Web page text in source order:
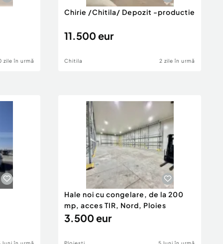
zile în urmă
Chirie /Chitila/ Depozit -productie
11.500 eur
Chitila 2 zile în urmă
Hale noi cu congelare, de la 200
mp, acces TIR, Nord, Ploies
3.500 eur